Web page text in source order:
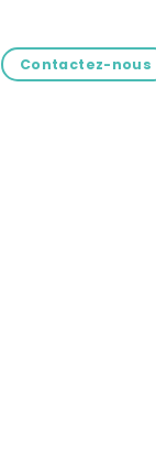
Contactez-nous